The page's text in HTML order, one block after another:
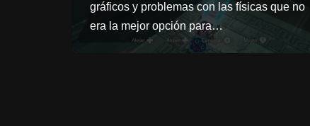
gráficos y problemas con las físicas que no
era la mejor opción para…